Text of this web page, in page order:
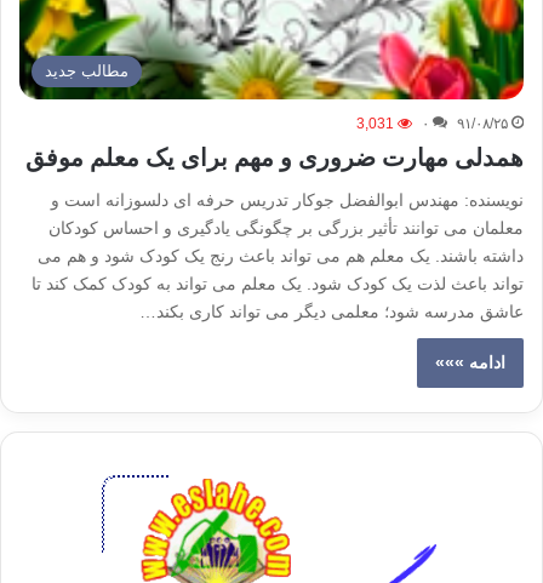
مطالب جدید
۹۱/۰۸/۲۵ ۰ 3,031
همدلی مهارت ضروری و مهم برای یک معلم موفق
نویسنده: مهندس ابوالفضل جوکار تدریس حرفه ای دلسوزانه است و
معلمان می توانند تأثیر بزرگی بر چگونگی یادگیری و احساس کودکان
داشته باشند. یک معلم هم می تواند باعث رنج یک کودک شود و هم می
تواند باعث لذت یک کودک شود. یک معلم می تواند به کودک کمک کند تا
عاشق مدرسه شود؛ معلمی دیگر می تواند کاری بکند…
ادامه »»»